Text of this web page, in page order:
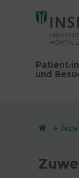
Patient:in
und